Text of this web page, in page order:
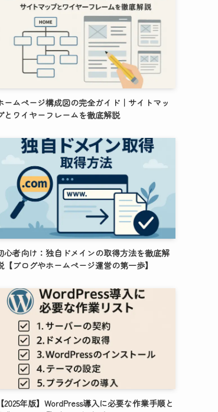
ームページ構成図の完全ガイド｜サイトマッ
とワイヤーフレームを徹底解説
心者向け：独自ドメインの取得方法を徹底解
【ブログやホームページ運営の第一歩】
【2025年版】WordPress導入に必要な作業手順と